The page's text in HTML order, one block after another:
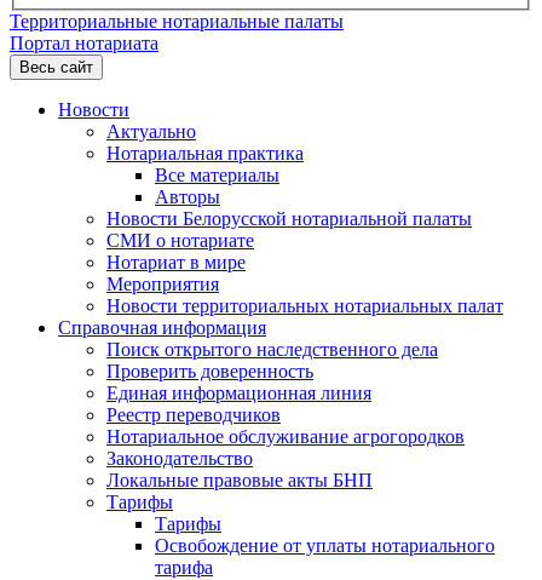
Территориальные нотариальные палаты
Портал нотариата
Весь сайт
Новости
Актуально
Нотариальная практика
Все материалы
Авторы
Новости Белорусской нотариальной палаты
СМИ о нотариате
Нотариат в мире
Мероприятия
Новости территориальных нотариальных палат
Справочная информация
Поиск открытого наследственного дела
Проверить доверенность
Единая информационная линия
Реестр переводчиков
Нотариальное обслуживание агрогородков
Законодательство
Локальные правовые акты БНП
Тарифы
Тарифы
Освобождение от уплаты нотариального
тарифа